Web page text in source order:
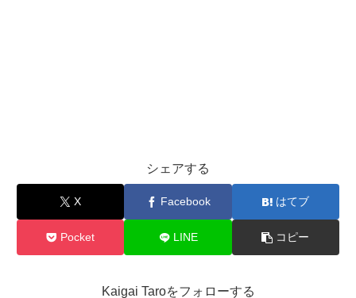
シェアする
X Facebook はてブ
Pocket LINE コピー
Kaigai Taroをフォローする